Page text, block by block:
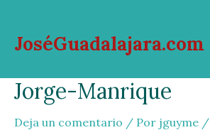
contenido
JoséGuadalajara.com
Jorge-Manrique
Deja un comentario / Por jguyme /